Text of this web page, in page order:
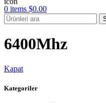
0 items $0.00
6400Mhz
Kapat
Kategoriler